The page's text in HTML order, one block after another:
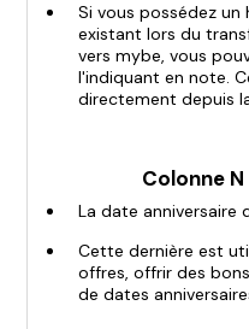
Si vous possédez
existant lors du
vers mybe, vous
l'indiquant en note.
directement depuis
Colonne
La date anniversaire
Cette dernière est
offres, offrir des
de dates